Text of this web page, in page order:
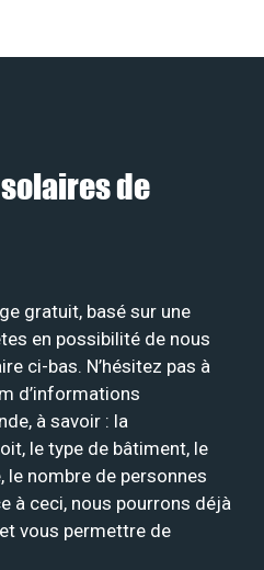
de
gratuit, basé sur une
en possibilité de nous
ci-bas. N’hésitez pas à
d’informations
à savoir : la
le type de bâtiment, le
le nombre de personnes
à ceci, nous pourrons déjà
vous permettre de